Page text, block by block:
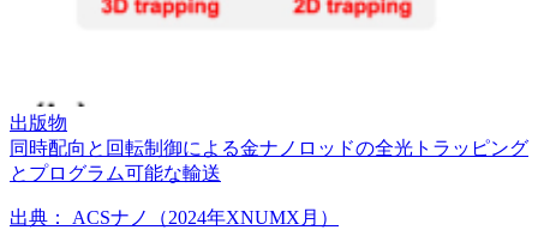
出版物
同時配向と回転制御による金ナノロッドの全光トラッピング
とプログラム可能な輸送
出典： ACSナノ（2024年XNUMX月）